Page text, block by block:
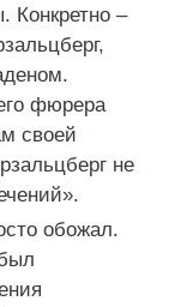
Конкретно –
фюрера
своей
не
обожал.